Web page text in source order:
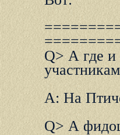
Q> А где и
A: Hа
Q> А